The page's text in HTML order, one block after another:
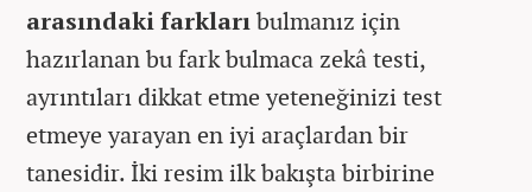
arasındaki farklarıbulmanız için
hazırlanan bu fark bulmaca zekâ testi,
ayrıntıları dikkat etme yeteneğinizi test
etmeye yarayan en iyi araçlardan bir
tanesidir. İki resim ilk bakışta birbirine